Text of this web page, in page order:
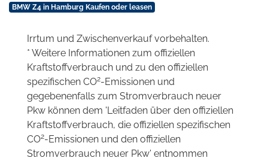
BMW Z4 in Hamburg Kaufen oder leasen
Irrtum und Zwischenverkauf vorbehalten.
* Weitere Informationen zum offiziellen
Kraftstoffverbrauch und zu den offiziellen
spezifischen CO2-Emissionen und
gegebenenfalls zum Stromverbrauch neuer
Pkw können dem 'Leitfaden über den offiziellen
Kraftstoffverbrauch, die offiziellen spezifischen
CO2-Emissionen und den offiziellen
Stromverbrauch neuer Pkw' entnommen